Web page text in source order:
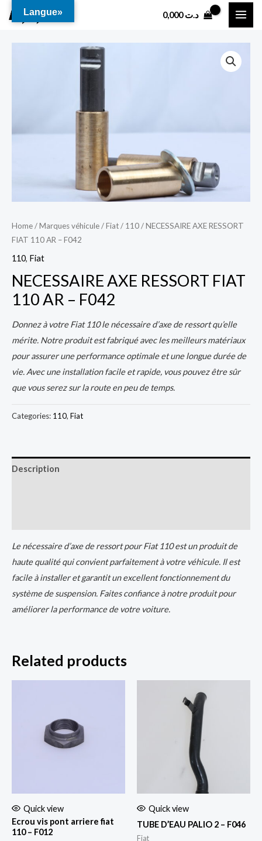
د.ت0,000
Home/Marques véhicule/Fiat/ 110/ NECESSAIRE AXE RESSORT
FIAT 110 AR – F042
110, Fiat
NECESSAIRE AXE RESSORT FIAT
110 AR – F042
Donnez à votre Fiat 110 le nécessaire d’axe de ressort qu’elle
mérite. Notre produit est fabriqué avec les meilleurs matériaux
pour assurer une performance optimale et une longue durée de
vie. Avec une installation facile et rapide, vous pouvez être sûr
que vous serez sur la route en peu de temps.
Categories: 110, Fiat
Description
Le nécessaire d’axe de ressort pour Fiat 110 est un produit de
haute qualité qui convient parfaitement à votre véhicule. Il est
facile à installer et garantit un excellent fonctionnement du
système de suspension. Faites confiance à notre produit pour
améliorer la performance de votre voiture.
Related products
Quick view
Ecrou vis pont arriere fiat
110 – F012
Quick view
TUBE D’EAU PALIO 2 – F046
Fiat
Langue»